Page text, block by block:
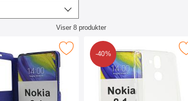
Viser8produkter
Merk flipcase Nokia 8.1 som favoritt
-40%
Merk tPU-deksel for